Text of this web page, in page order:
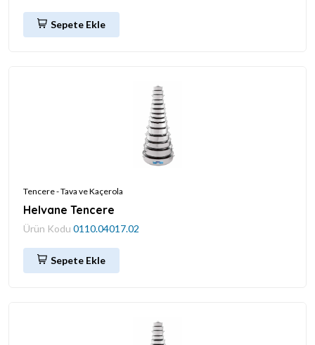
Sepete Ekle
Tencere - Tava ve Kaçerola
Helvane Tencere
Ürün Kodu 0110.04017.02
Sepete Ekle